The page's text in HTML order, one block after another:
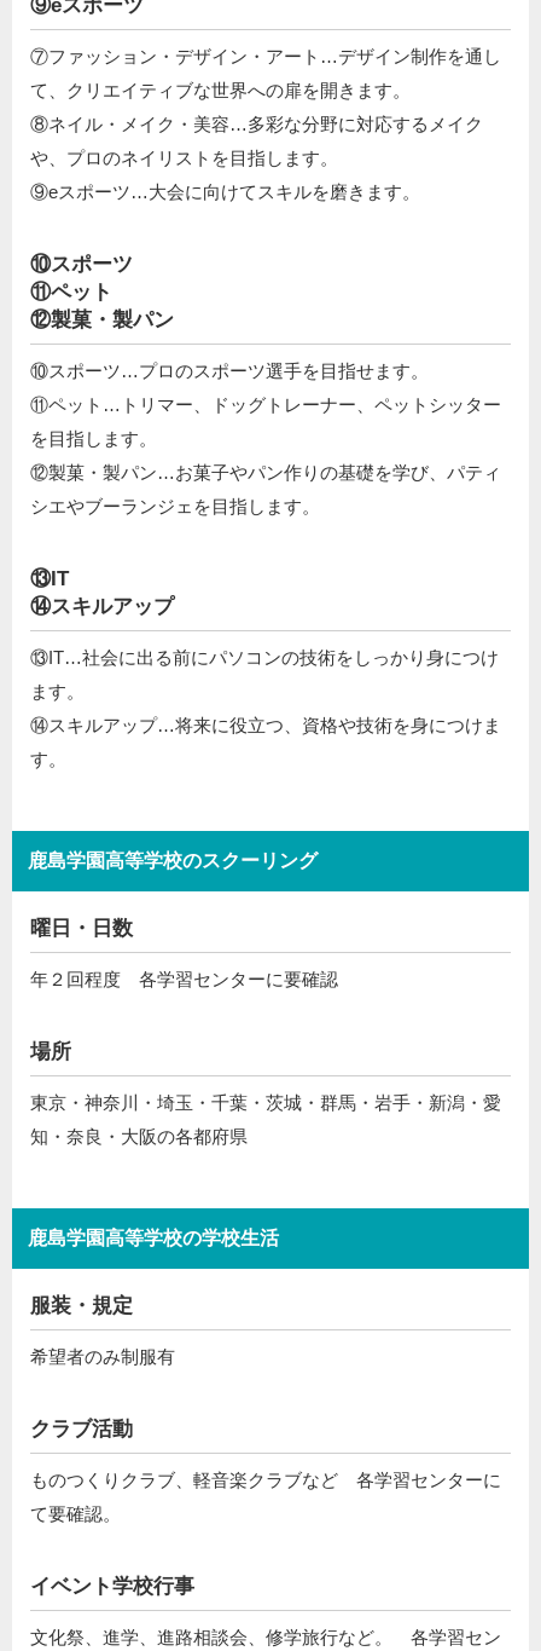
⑨eスポーツ
⑦ファッション・デザイン・アート…デザイン制作を通し
て、クリエイティブな世界への扉を開きます。
⑧ネイル・メイク・美容…多彩な分野に対応するメイク
や、プロのネイリストを目指します。
⑨eスポーツ…大会に向けてスキルを磨きます。
⑩スポーツ
⑪ペット
⑫製菓・製パン
⑩スポーツ…プロのスポーツ選手を目指せます。
⑪ペット…トリマー、ドッグトレーナー、ペットシッター
を目指します。
⑫製菓・製パン…お菓子やパン作りの基礎を学び、パティ
シエやブーランジェを目指します。
⑬IT
⑭スキルアップ
⑬IT…社会に出る前にパソコンの技術をしっかり身につけ
ます。
⑭スキルアップ…将来に役立つ、資格や技術を身につけま
す。
鹿島学園高等学校のスクーリング
曜日・日数
年２回程度 各学習センターに要確認
場所
東京・神奈川・埼玉・千葉・茨城・群馬・岩手・新潟・愛
知・奈良・大阪の各都府県
鹿島学園高等学校の学校生活
服装・規定
希望者のみ制服有
クラブ活動
ものつくりクラブ、軽音楽クラブなど 各学習センターに
て要確認。
イベント学校行事
文化祭、進学、進路相談会、修学旅行など。 各学習セン